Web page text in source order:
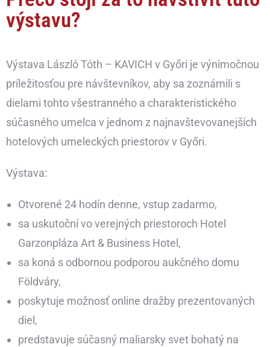
výstavu?
Výstava László Tóth – KAVICH v Győri je výnimočnou
príležitosťou pre návštevníkov, aby sa zoznámili s
dielami tohto všestranného a charakteristického
súčasného umelca v jednom z najnavštevovanejších
hotelových umeleckých priestorov v Győri.
Výstava:
Otvorené 24 hodín denne, vstup zadarmo,
sa uskutoční vo verejných priestoroch Hotel
Garzonpláza Art & Business Hotel,
sa koná s odbornou podporou aukčného domu
Földváry,
poskytuje možnosť online dražby prezentovaných
diel,
predstavuje súčasný maliarsky svet bohatý na